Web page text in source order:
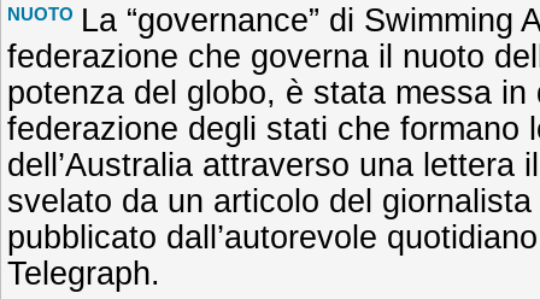
NUOTO La “governance” di Swimming
federazione che governa il nuoto
potenza del globo, è stata messa in
federazione degli stati che formano
dell’Australia attraverso una lettera
svelato da un articolo del
pubblicato dall’autorevole
Telegraph.